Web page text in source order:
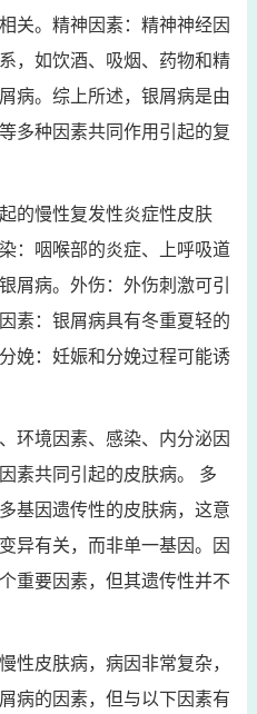
关。精神因素：精神神经因
，如饮酒、吸烟、药物和精
病。综上所述，银屑病是由
多种因素共同作用引起的复
的慢性复发性炎症性皮肤
：咽喉部的炎症、上呼吸道
屑病。外伤：外伤刺激可引
素：银屑病具有冬重夏轻的
娩：妊娠和分娩过程可能诱
环境因素、感染、内分泌因
素共同引起的皮肤病。 多
基因遗传性的皮肤病，这意
异有关，而非单一基因。因
重要因素，但其遗传性并不
性皮肤病，病因非常复杂，
病的因素，但与以下因素有